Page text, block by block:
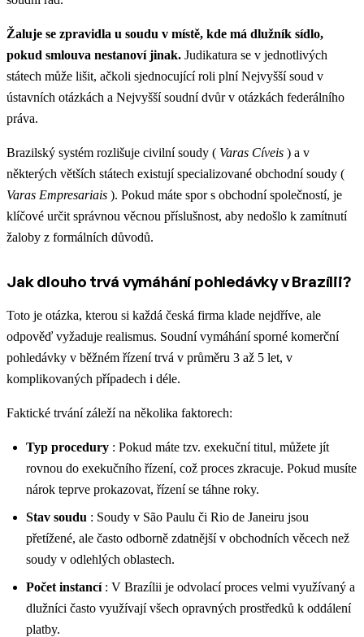
Žaluje se zpravidla u soudu v místě, kde má dlužník sídlo,
pokud smlouva nestanoví jinak. Judikatura se v jednotlivých
státech může lišit, ačkoli sjednocující roli plní Nejvyšší soud v
ústavních otázkách a Nejvyšší soudní dvůr v otázkách federálního
práva.
Brazilský systém rozlišuje civilní soudy ( Varas Cíveis ) a v
některých větších státech existují specializované obchodní soudy (
Varas Empresariais ). Pokud máte spor s obchodní společností, je
klíčové určit správnou věcnou příslušnost, aby nedošlo k zamítnutí
žaloby z formálních důvodů.
Jak dlouho trvá vymáhání pohledávky v Brazílii?
Toto je otázka, kterou si každá česká firma klade nejdříve, ale
odpověď vyžaduje realismus. Soudní vymáhání sporné komerční
pohledávky v běžném řízení trvá v průměru 3 až 5 let, v
komplikovaných případech i déle.
Faktické trvání záleží na několika faktorech:
Typ procedury : Pokud máte tzv. exekuční titul, můžete jít
rovnou do exekučního řízení, což proces zkracuje. Pokud musíte
nárok teprve prokazovat, řízení se táhne roky.
Stav soudu : Soudy v São Paulu či Rio de Janeiru jsou
přetížené, ale často odborně zdatnější v obchodních věcech než
soudy v odlehlých oblastech.
Počet instancí : V Brazílii je odvolací proces velmi využívaný a
dlužníci často využívají všech opravných prostředků k oddálení
platby.